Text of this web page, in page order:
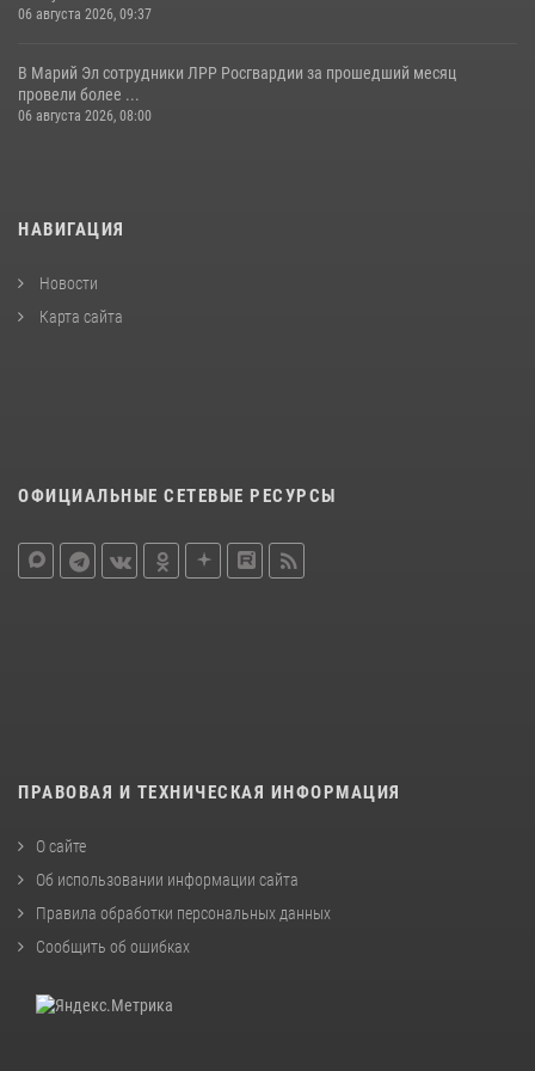
06 августа 2026, 09:37
В Марий Эл сотрудники ЛРР Росгвардии за прошедший месяц
провели более ...
06 августа 2026, 08:00
НАВИГАЦИЯ
Новости
Карта сайта
ОФИЦИАЛЬНЫЕ СЕТЕВЫЕ РЕСУРСЫ
ПРАВОВАЯ И ТЕХНИЧЕСКАЯ ИНФОРМАЦИЯ
О сайте
Об использовании информации сайта
Правила обработки персональных данных
Сообщить об ошибках